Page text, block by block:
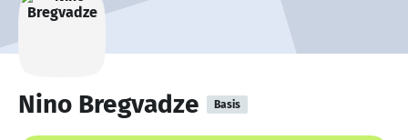
Nino Bregvadze Basis